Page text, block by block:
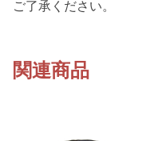
ご了承ください。
関連商品